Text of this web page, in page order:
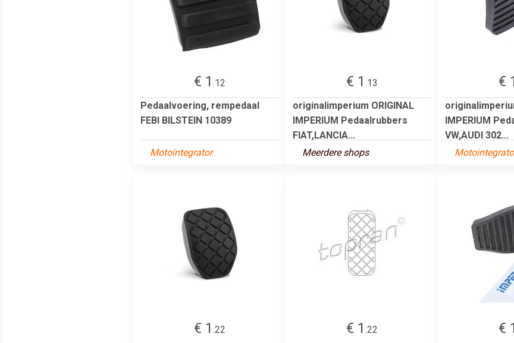
€ 1 .12
Pedaalvoering, rempedaal
FEBI BILSTEIN 10389
Motointegrator
€ 1 .13
originalimperium ORIGINAL
IMPERIUM Pedaalrubbers
FIAT,LANCIA...
Meerdere shops
€
IMPERIUM
VW,AUDI 302...
€ 1 .22
€ 1 .22
€